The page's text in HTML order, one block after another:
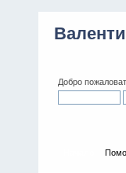
Добро